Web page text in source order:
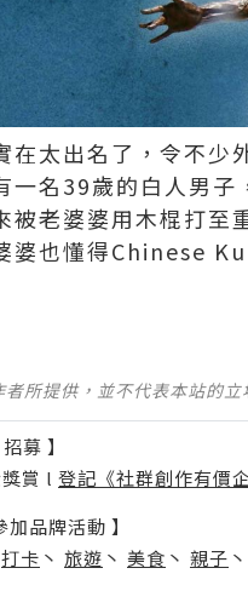
在太出名了，令不
一名39歲的白人男
被老婆婆用木棍打至
婆也懂得Chinese
所提供，並不代表本站的
募 】
賞 l 登記《社群創作有價企
品牌活動 】
打卡 丶 旅遊 丶 美食 丶 親子 丶